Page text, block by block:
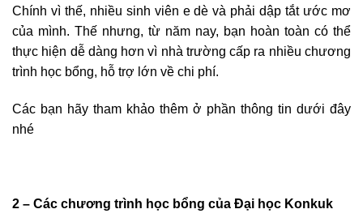
Chính vì thế, nhiều sinh viên e dè và phải dập tắt ước mơ
của mình. Thế nhưng, từ năm nay, bạn hoàn toàn có thể
thực hiện dễ dàng hơn vì nhà trường cấp ra nhiều chương
trình học bổng, hỗ trợ lớn về chi phí.
Các bạn hãy tham khảo thêm ở phần thông tin dưới đây
nhé
2 – Các chương trình học bổng của Đại học Konkuk